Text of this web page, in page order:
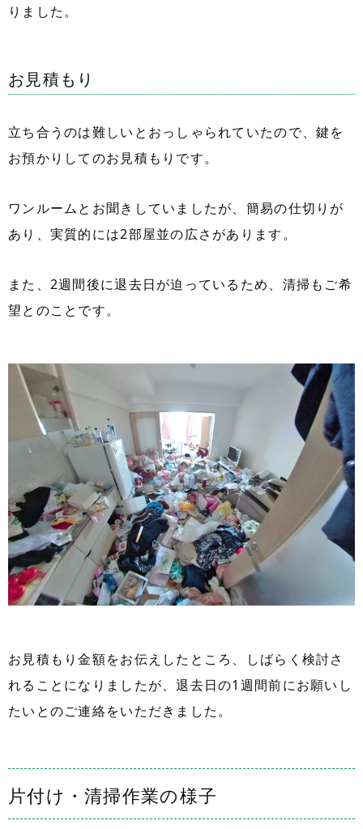
りました。
お見積もり
立ち合うのは難しいとおっしゃられていたので、鍵を
お預かりしてのお見積もりです。
ワンルームとお聞きしていましたが、簡易の仕切りが
あり、実質的には2部屋並の広さがあります。
また、2週間後に退去日が迫っているため、清掃もご希
望とのことです。
お見積もり金額をお伝えしたところ、しばらく検討さ
れることになりましたが、退去日の1週間前にお願いし
たいとのご連絡をいただきました。
片付け・清掃作業の様子